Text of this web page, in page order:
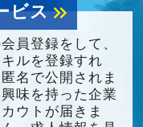
ビスkeyboard_double_arrow_right
員登録をして、
ルを登録すれ
名で公開されま
味を持った企業
ウトが届きま